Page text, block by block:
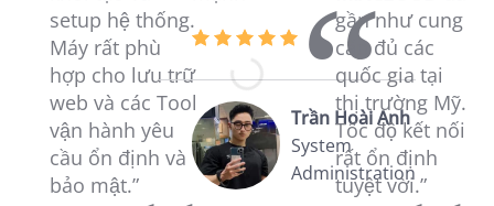
setup hệ thống.
Máy rất phù
hợp cho lưu trữ
web và các Tool
vận hành yêu
cầu ổn định và
bảo mật.”
Trần Hoài Anh
System
Administration
gần như cung
cấp đủ các
quốc gia tại
thị trường Mỹ.
Tốc độ kết nối
rất ổn định
tuyệt vời.”